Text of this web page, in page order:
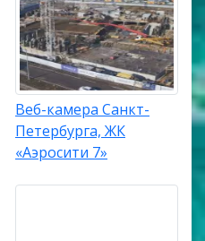
Веб-камера Санкт-
Петербурга, ЖК
«Аэросити 7»